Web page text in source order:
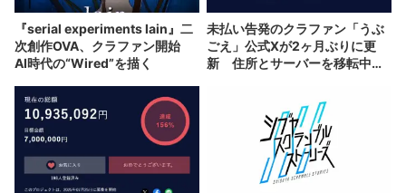
『serial experiments lain』二
次創作OVA、クラファン開始
AI時代の“Wired”を描く
未払い告発のクラファン「うぶ
ごえ」公式Xが2ヶ月ぶりに更
新 住所とサーバーを移転中と